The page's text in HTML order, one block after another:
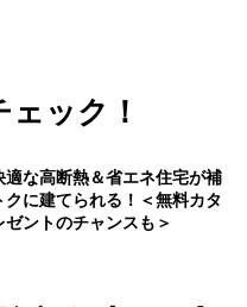
ック！
適な高断熱＆省エネ住宅が補
クに建てられる！＜無料カタ
ゼントのチャンスも＞